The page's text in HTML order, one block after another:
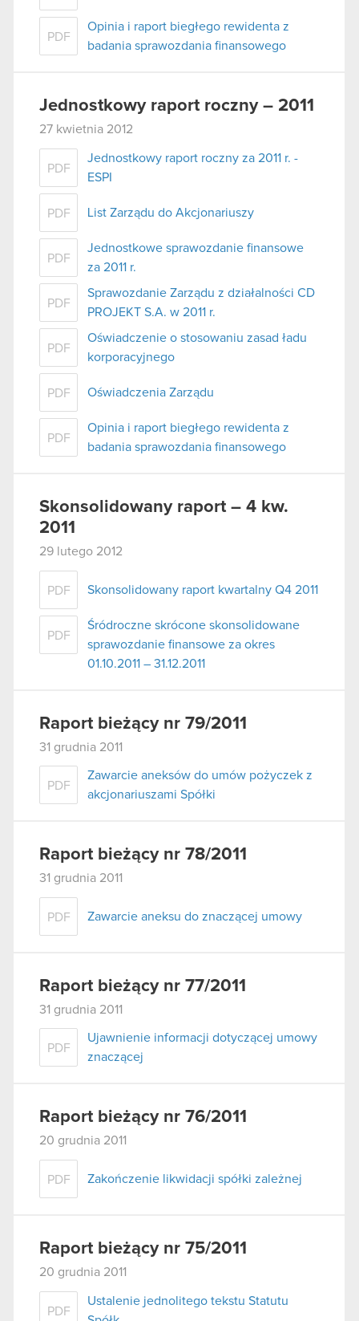
PDF
Opinia i raport biegłego rewidenta z
badania sprawozdania finansowego
Jednostkowy raport roczny – 2011
27 kwietnia 2012
PDF
Jednostkowy raport roczny za 2011 r. -
ESPI
PDF List Zarządu do Akcjonariuszy
PDF
Jednostkowe sprawozdanie finansowe
za 2011 r.
PDF
Sprawozdanie Zarządu z działalności CD
PROJEKT S.A. w 2011 r.
PDF
Oświadczenie o stosowaniu zasad ładu
korporacyjnego
PDF Oświadczenia Zarządu
PDF
Opinia i raport biegłego rewidenta z
badania sprawozdania finansowego
Skonsolidowany raport – 4 kw.
2011
29 lutego 2012
PDF Skonsolidowany raport kwartalny Q4 2011
PDF
Śródroczne skrócone skonsolidowane
sprawozdanie finansowe za okres
01.10.2011 – 31.12.2011
Raport bieżący nr 79/2011
31 grudnia 2011
PDF
Zawarcie aneksów do umów pożyczek z
akcjonariuszami Spółki
Raport bieżący nr 78/2011
31 grudnia 2011
PDF Zawarcie aneksu do znaczącej umowy
Raport bieżący nr 77/2011
31 grudnia 2011
PDF
Ujawnienie informacji dotyczącej umowy
znaczącej
Raport bieżący nr 76/2011
20 grudnia 2011
PDF Zakończenie likwidacji spółki zależnej
Raport bieżący nr 75/2011
20 grudnia 2011
PDF
Ustalenie jednolitego tekstu Statutu